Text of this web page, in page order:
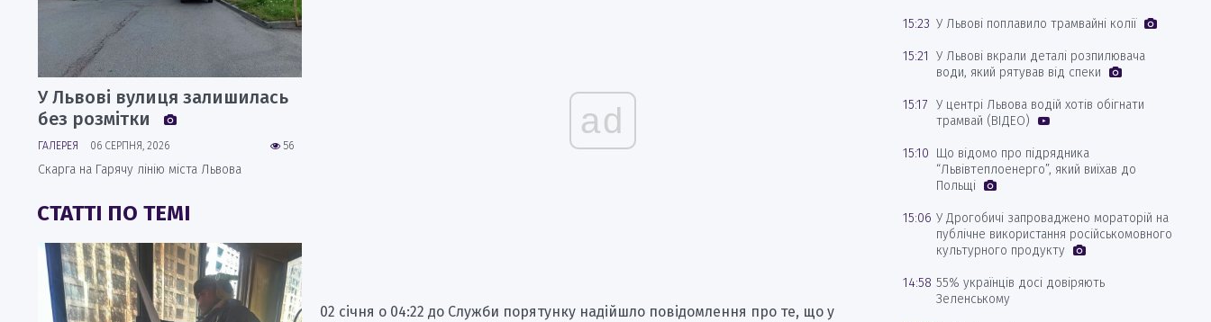
ad
02 січня о 04:22 до Служби порятунку надійшло повідомлення про те, що у
У Львові вулиця залишилась
без розмітки
56
ГАЛЕРЕЯ 06 СЕРПНЯ, 2026
Скарга на Гарячу лінію міста Львова
СТАТТІ ПО ТЕМІ
15:23 У Львові поплавило трамвайні колії
15:21 У Львові вкрали деталі розпилювача
води, який рятував від спеки
15:17 У центрі Львова водій хотів обігнати
трамвай (ВІДЕО)
15:10 Що відомо про підрядника
“Львівтеплоенерго”, який виїхав до
Польщі
15:06 У Дрогобичі запроваджено мораторій на
публічне використання російськомовного
культурного продукту
14:58 55% українців досі довіряють
Зеленському